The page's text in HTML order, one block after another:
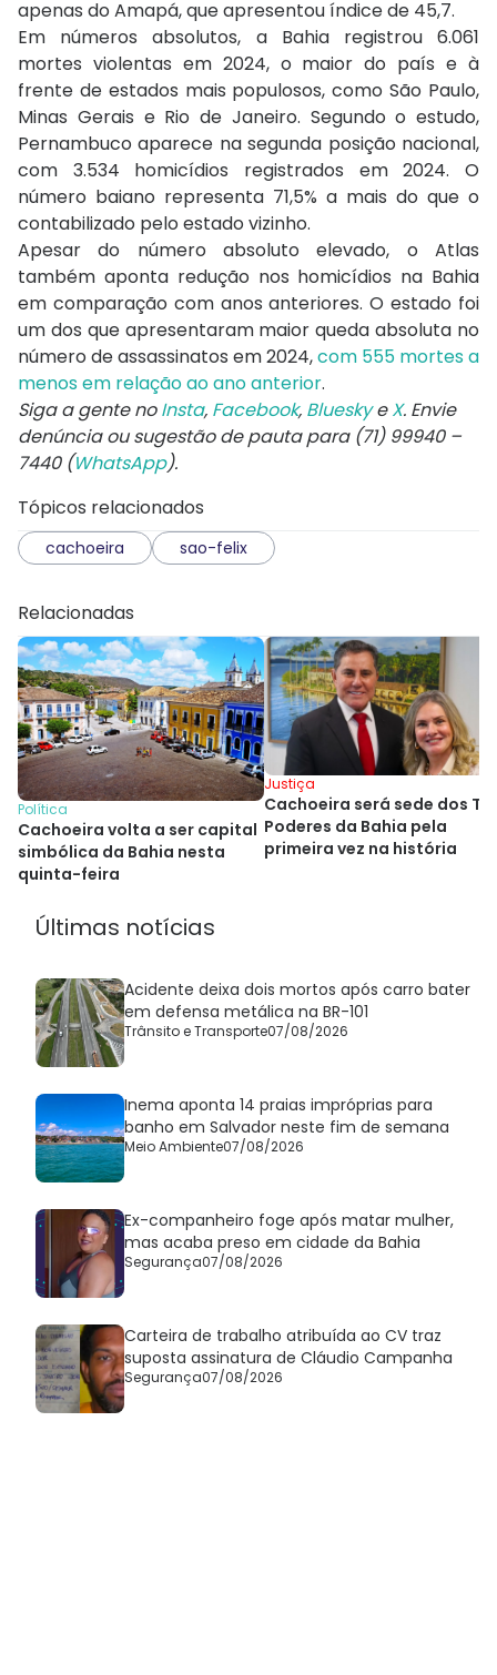
apenas do Amapá, que apresentou índice de 45,7.
Em números absolutos, a Bahia registrou 6.061
mortes violentas em 2024, o maior do país e à
frente de estados mais populosos, como São Paulo,
Minas Gerais e Rio de Janeiro. Segundo o estudo,
Pernambuco aparece na segunda posição nacional,
com 3.534 homicídios registrados em 2024. O
número baiano representa 71,5% a mais do que o
contabilizado pelo estado vizinho.
Apesar do número absoluto elevado, o Atlas
também aponta redução nos homicídios na Bahia
em comparação com anos anteriores. O estado foi
um dos que apresentaram maior queda absoluta no
número de assassinatos em 2024,com 555 mortes a
menos em relação ao ano anterior.
Siga a gente noInsta, Facebook, BlueskyeX. Envie
denúncia ou sugestão de pauta para (71) 99940 –
7440 (WhatsApp).
Tópicos relacionados
cachoeira sao-felix
Relacionadas
Política
Cachoeira volta a ser capital
simbólica da Bahia nesta
quinta-feira
Justiça
Cachoeira será sede dos
Poderes da Bahia pela
primeira vez na história
Últimas notícias
Acidente deixa dois mortos após carro bater
em defensa metálica na BR-101
Trânsito e Transporte07/08/2026
Inema aponta 14 praias impróprias para
banho em Salvador neste fim de semana
Meio Ambiente07/08/2026
Ex-companheiro foge após matar mulher,
mas acaba preso em cidade da Bahia
Segurança07/08/2026
Carteira de trabalho atribuída ao CV traz
suposta assinatura de Cláudio Campanha
Segurança07/08/2026